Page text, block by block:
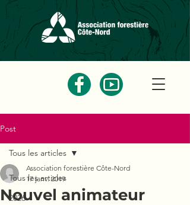
Post
Tous les articles
2026
Tous les articles
Nouvel animateur
Association forestière Côte-Nord
17 janv. 2019